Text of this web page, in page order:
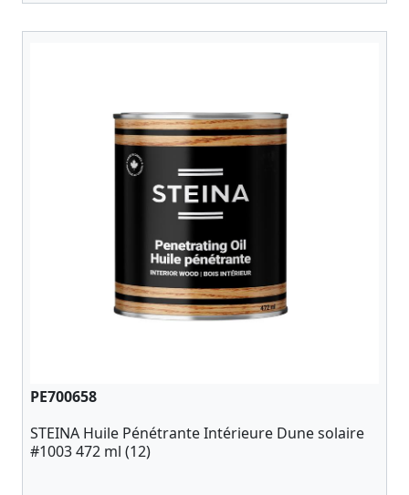
PE700658
STEINA Huile Pénétrante Intérieure Dune solaire
#1003 472 ml (12)